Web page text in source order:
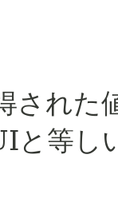
された
と等し